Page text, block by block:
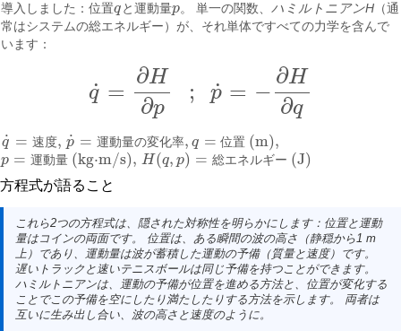
導入しました：位置q
qと運動量p
p。 単一の関数、 ハミルトニアンH（通
常はシステムの総エネルギー）が、それ単体ですべての力学を含んで
います：
q
˙ =
∂H
∂p
; p
˙ = −
∂H
∂q
q˙=∂ p =− ∂H∂
q
˙ = 速度,
q˙ =速度, p
˙ = 運動量の変化率,
p˙ =運動量の変化率, q = 位置 (m),
q =位置 (m),
p = 運動量 (kg⋅m/s),
p=運動量 (kg·m/s), H(q, p) = 総エネルギー (J)
H( q,p)=総エネルギー (J)
方程式が語ること
これら2つの方程式は、隠された対称性を明らかにします： 位置と運動
量はコインの両面です。 位置は、ある瞬間の波の高さ（静穏から1 m
上）であり、運動量は波が蓄積した運動の予備（質量と速度）です。
遅いトラックと速いテニスボールは同じ予備を持つことができます。
ハミルトニアンは、運動の予備が位置を進める方法と、位置が変化する
ことでこの予備を空にしたり満たしたりする方法を示します。 両者は
互いに生み出し合い、波の高さと速度のように。